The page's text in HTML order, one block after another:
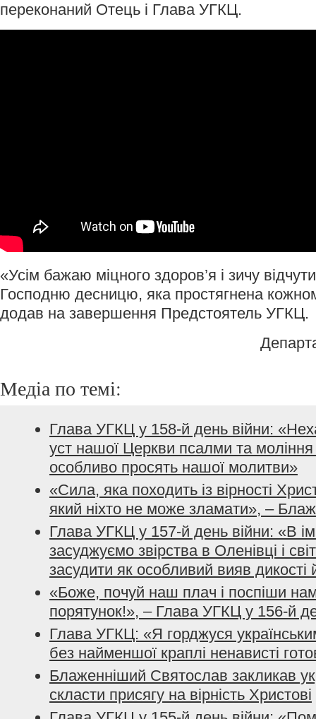
переконаний Отець і Глава УГКЦ.
«Усім бажаю міцного здоров’я і зичу
Господню десницю, яка простягнена
додав на завершення Предстоятель УГКЦ.
Медіа по темі:
Глава УГКЦ у 158-й день війни:
уст нашої Церкви псалми та моління
особливо просять нашої молитви»
«Сила, яка походить із вірності
який ніхто не може зламати», –
Глава УГКЦ у 157-й день війни: «В
засуджуємо звірства в Оленівці і
засудити як особливий вияв дикості
«Боже, почуй наш плач і поспіши
порятунок!», – Глава УГКЦ у 156-й
Глава УГКЦ: «Я горджуся
без найменшої краплі ненависті
Блаженніший Святослав закликав
скласти присягу на вірність Христові